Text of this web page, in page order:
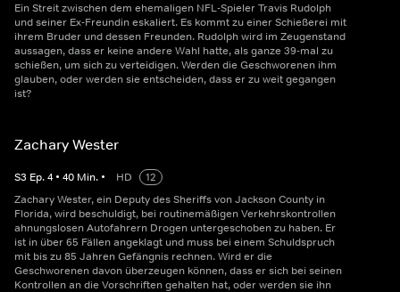
Ein Streit zwischen dem ehemaligen NFL-Spieler Travis Rudolph
und seiner Ex-Freundin eskaliert. Es kommt zu einer Schießerei mit
ihrem Bruder und dessen Freunden. Rudolph wird im Zeugenstand
aussagen, dass er keine andere Wahl hatte, als ganze 39-mal zu
schießen, um sich zu verteidigen. Werden die Geschworenen ihm
glauben, oder werden sie entscheiden, dass er zu weit gegangen
ist?
Zachary Wester
S3 Ep.4 • 40 Min. • HD
12
Zachary Wester, ein Deputy des Sheriffs von Jackson County in
Florida, wird beschuldigt, bei routinemäßigen Verkehrskontrollen
ahnungslosen Autofahrern Drogen untergeschoben zu haben. Er
ist in über 65 Fällen angeklagt und muss bei einem Schuldspruch
mit bis zu 85 Jahren Gefängnis rechnen. Wird er die
Geschworenen davon überzeugen können, dass er sich bei seinen
Kontrollen an die Vorschriften gehalten hat, oder werden sie ihn